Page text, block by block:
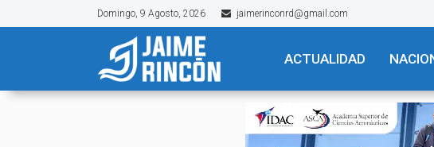
Domingo, 9 Agosto, 2026 jaimerinconrd@gmail.com
ACTUALIDAD